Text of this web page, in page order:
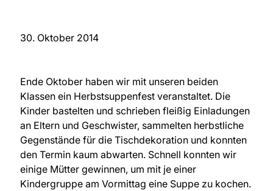
30. Oktober 2014
Ende Oktober haben wir mit unseren beiden
Klassen ein Herbstsuppenfest veranstaltet. Die
Kinder bastelten und schrieben fleißig Einladungen
an Eltern und Geschwister, sammelten herbstliche
Gegenstände für die Tischdekoration und konnten
den Termin kaum abwarten. Schnell konnten wir
einige Mütter gewinnen, um mit je einer
Kindergruppe am Vormittag eine Suppe zu kochen.